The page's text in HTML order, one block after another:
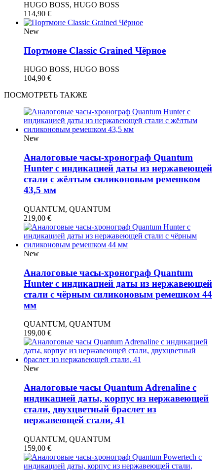
HUGO BOSS, HUGO BOSS
114,90 €
New
Портмоне Classic Grained Чёрное
HUGO BOSS, HUGO BOSS
104,90 €
ПОСМОТРЕТЬ ТАКЖЕ
New
Аналоговые часы-хронограф Quantum
Hunter с индикацией даты из нержавеющей
стали с жёлтым силиконовым ремешком
43,5 мм
QUANTUM, QUANTUM
219,00 €
New
Аналоговые часы-хронограф Quantum
Hunter с индикацией даты из нержавеющей
стали с чёрным силиконовым ремешком 44
мм
QUANTUM, QUANTUM
199,00 €
New
Аналоговые часы Quantum Adrenaline с
индикацией даты, корпус из нержавеющей
стали, двухцветный браслет из
нержавеющей стали, 41
QUANTUM, QUANTUM
159,00 €